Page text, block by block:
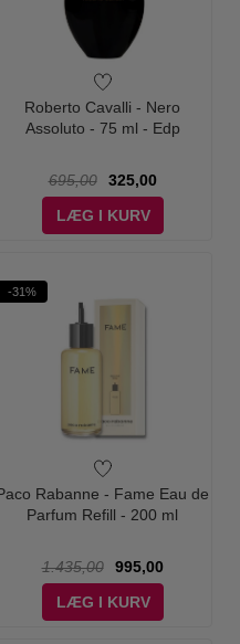
Roberto Cavalli - Nero
Assoluto - 75 ml - Edp
695,00
325,00
LÆG I KURV
-31%
Rabanne - Fame Eau de
Parfum Refill - 200 ml
1.435,00
995,00
LÆG I KURV